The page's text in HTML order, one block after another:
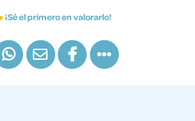
¡Sé el primero en valorarlo!